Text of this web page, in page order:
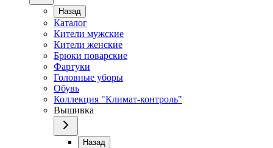
Назад
Каталог
Кители мужские
Кители женские
Брюки поварские
Фартуки
Головные уборы
Обувь
Коллекция "Климат-контроль"
Вышивка
Назад